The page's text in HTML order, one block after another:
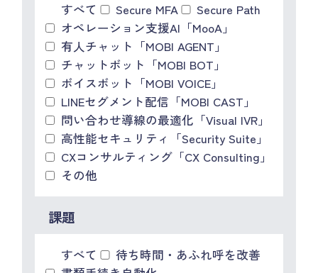
すべて Secure MFA
Secure Path
オペレーション支援AI「MooA」
有人チャット「MOBI AGENT」
チャットボット「MOBI BOT」
ボイスボット「MOBI VOICE」
LINEセグメント配信「MOBI CAST」
問い合わせ導線の最適化「Visual IVR」
高性能セキュリティ「Security Suite」
CXコンサルティング「CX Consulting」
その他
課題
すべて
待ち時間・あふれ呼を改善